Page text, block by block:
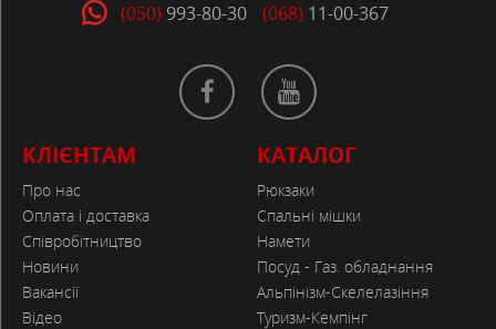
(050) 993-80-30 (068) 11-00-367
КЛІЄНТАМ
Про нас
Оплата і доставка
Співробітництво
Новини
Вакансії
Відео
КАТАЛОГ
Рюкзаки
Спальні мішки
Намети
Посуд - Газ. обладнання
Альпінізм-Скелелазіння
Туризм-Кемпінг